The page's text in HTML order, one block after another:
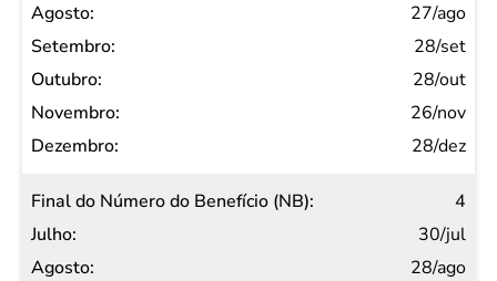
27/ago
28/set
28/out
26/nov
28/dez
4
30/jul
28/ago